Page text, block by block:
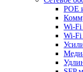
POE
Wi-Fi
Wi-Fi